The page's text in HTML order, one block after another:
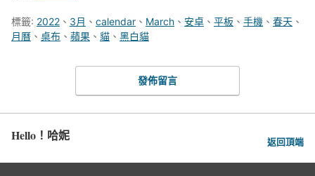
標籤: 2022 、 3月 、 calendar 、 March 、 安卓 、 平板 、 手機 、 春天 、
月曆 、 桌布 、 蘋果 、 貓 、 黑白貓
發佈留言
Hello！哈妮 返回頂端